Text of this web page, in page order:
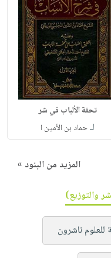
تحفة الألباب في شر
لـحماد بن الأمين ا
المزيد من البنود »
والتوزيع)
للعلوم ناشرون